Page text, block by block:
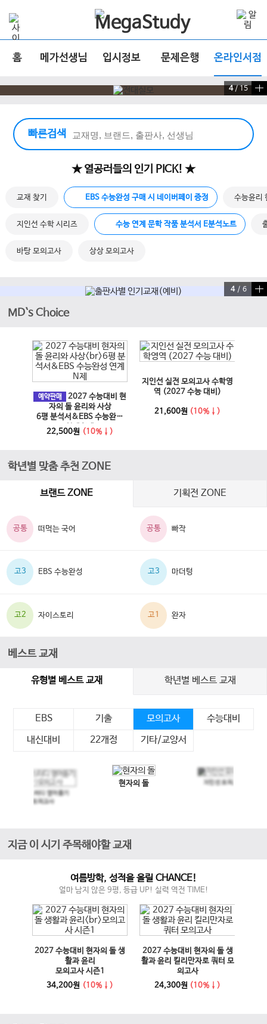
홈 메가선생님 입시정보 문제은행 온라인서점
4/ 15
빠른검색
빠른 검색 실행
★ 열공러들의 인기 PICK! ★
교재 찾기 EBS 수능완성 구매 시 네이버페이 증정 수능윤리
지인선 수학 시리즈 수능 연계 문학 작품 분석서 E분석노트
바탕 모의고사 상상 모의고사
4/ 6
MD`s Choice
예약판매
2027 수능대비 현
자의 돌 윤리와 사상
6평 분석서&EBS 수능완성
연계 N제
22,500원 (10%↓)
지인선 실전 모의고사 수학영
역 (2027 수능 대비)
21,600원 (10%↓)
이전 슬라이드 다음 슬라이드
학년별 맞춤 추천 ZONE
브랜드 ZONE 기획전 ZONE
공통 떠먹는 국어 공통 빠작
고3 EBS 수능완성 고3 마더텅
고2 자이스토리 고1 완자
베스트 교재
유형별 베스트 교재 학년별 베스트 교재
EBS 기출 모의고사
수능대비
내신대비
22개정 기타/교양서
메가스터디 영어듣기
모의고사
현자의 돌 지인선 모의고사
이전 슬라이드
지금 이 시기 주목해야할 교재
여름방학, 성적을 올릴 CHANCE!
얼마 남지 않은 9평, 등급 UP! 실력 역전 TIME!
2027 수능대비 현자의 돌 생
활과 윤리
모의고사 시즌1
34,200원 (10%↓)
2027 수능대비 현자의 돌 생
활과 윤리 킬리만자로 쿼터 모
의고사
24,300원 (10%↓)
이전 슬라이드 다음 슬라이드